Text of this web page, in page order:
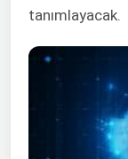
tanımlayacak.